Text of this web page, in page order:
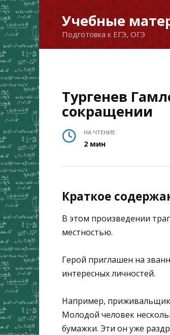
Перейти
к
содержанию
Учебные
Подготовка к ЕГЭ, ОГЭ
Тургенев
сокращении
НА ЧТЕНИЕ
2 мин
Краткое
В этом произведении
местностью.
Герой приглашен на
интересных личностей.
Например, приживальщик
Молодой человек
бумажки. Эти он уже